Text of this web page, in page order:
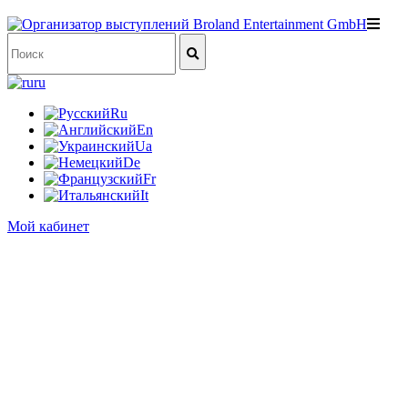
ru
Ru
En
Ua
De
Fr
It
Мой кабинет